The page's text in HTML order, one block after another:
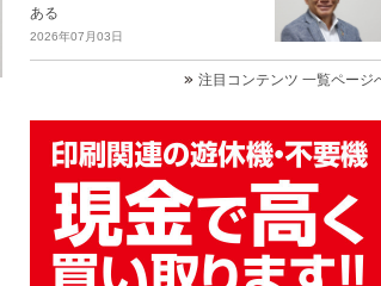
ある
2026年07月03日
注目コンテンツ 一覧ページ